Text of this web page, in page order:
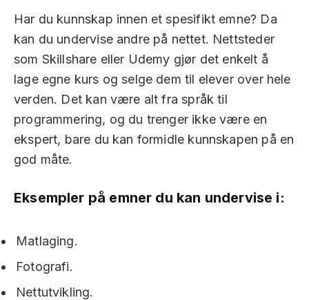
Har du kunnskap innen et spesifikt emne? Da
kan du undervise andre på nettet. Nettsteder
som Skillshare eller Udemy gjør det enkelt å
lage egne kurs og selge dem til elever over hele
verden. Det kan være alt fra språk til
programmering, og du trenger ikke være en
ekspert, bare du kan formidle kunnskapen på en
god måte.
Eksempler på emner du kan undervise i:
Matlaging.
Fotografi.
Nettutvikling.